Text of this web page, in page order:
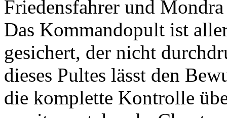
Friedensfahrer und
Das Kommandopult ist
gesichert, der nicht
dieses Pultes lässt den
die komplette Kontrolle